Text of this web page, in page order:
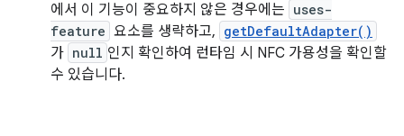
에서 이 기능이 중요하지 않은 경우에는 uses-
feature 요소를 생략하고, getDefaultAdapter()
가 null 인지 확인하여 런타임 시 NFC 가용성을 확인할
수 있습니다.